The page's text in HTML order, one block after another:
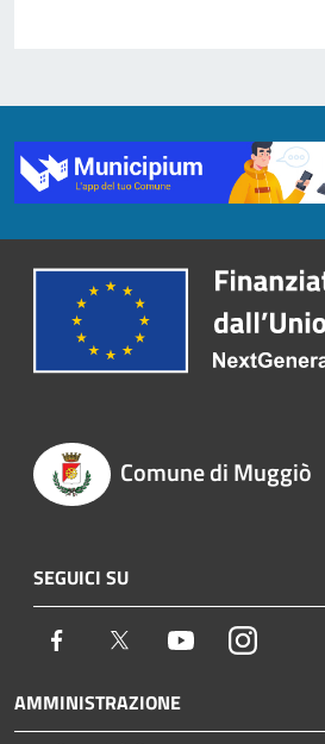
Comune di Muggiò
SEGUICI SU
Facebook Twitter YoutubeInstagram
AMMINISTRAZIONE